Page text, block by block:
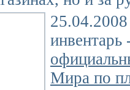
Мира по